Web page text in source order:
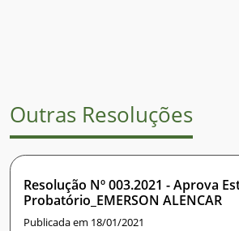
Outras Resoluções
Resolução Nº 003.2021 - Aprova
Probatório_EMERSON ALENCAR
Publicada em 18/01/2021